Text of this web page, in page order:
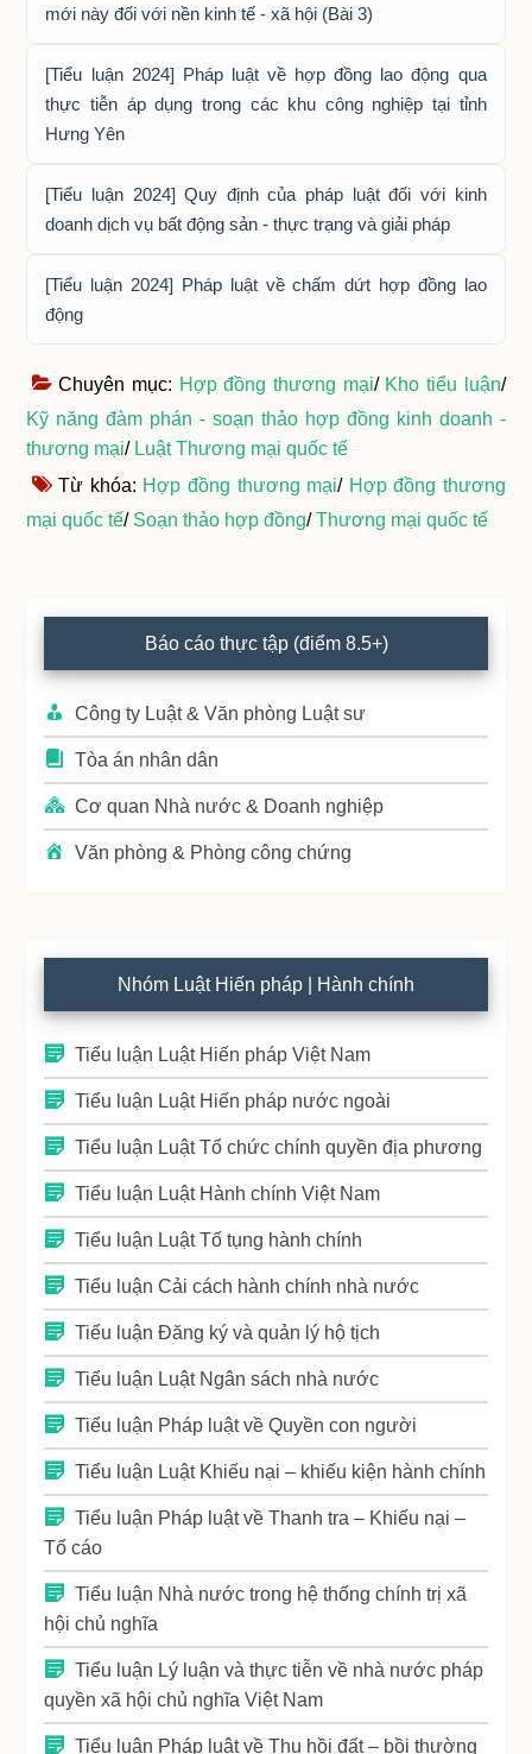
mới này đối với nền kinh tế - xã hội (Bài 3)
[Tiểu luận 2024] Pháp luật về hợp đồng lao động qua
thực tiễn áp dụng trong các khu công nghiệp tại tỉnh
Hưng Yên
[Tiểu luận 2024] Quy định của pháp luật đối với kinh
doanh dịch vụ bất động sản - thực trạng và giải pháp
[Tiểu luận 2024] Pháp luật về chấm dứt hợp đồng lao
động
Chuyên mục: Hợp đồng thương mại/ Kho tiểu luận/
Kỹ năng đàm phán - soạn thảo hợp đồng kinh doanh -
thương mại/ Luật Thương mại quốc tế
Từ khóa: Hợp đồng thương mại/ Hợp đồng thương
mại quốc tế/ Soạn thảo hợp đồng/Thương mại quốc tế
Primary
Sidebar
Báo cáo thực tập (điểm 8.5+)
Công ty Luật & Văn phòng Luật sư
Tòa án nhân dân
Cơ quan Nhà nước & Doanh nghiệp
Văn phòng & Phòng công chứng
Nhóm Luật Hiến pháp | Hành chính
Tiểu luận Luật Hiến pháp Việt Nam
Tiểu luận Luật Hiến pháp nước ngoài
Tiểu luận Luật Tổ chức chính quyền địa phương
Tiểu luận Luật Hành chính Việt Nam
Tiểu luận Luật Tố tụng hành chính
Tiểu luận Cải cách hành chính nhà nước
Tiểu luận Đăng ký và quản lý hộ tịch
Tiểu luận Luật Ngân sách nhà nước
Tiểu luận Pháp luật về Quyền con người
Tiểu luận Luật Khiếu nại – khiếu kiện hành chính
Tiểu luận Pháp luật về Thanh tra – Khiếu nại –
Tố cáo
Tiểu luận Nhà nước trong hệ thống chính trị xã
hội chủ nghĩa
Tiểu luận Lý luận và thực tiễn về nhà nước pháp
quyền xã hội chủ nghĩa Việt Nam
Tiểu luận Pháp luật về Thu hồi đất – bồi thường